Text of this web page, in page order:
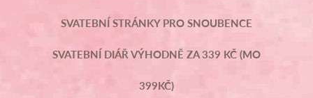
SVATEBNÍ STRÁNKY PRO SNOUBENCE
SVATEBNÍ DIÁŘ VÝHODNĚ ZA 339 KČ (MO
399KČ)